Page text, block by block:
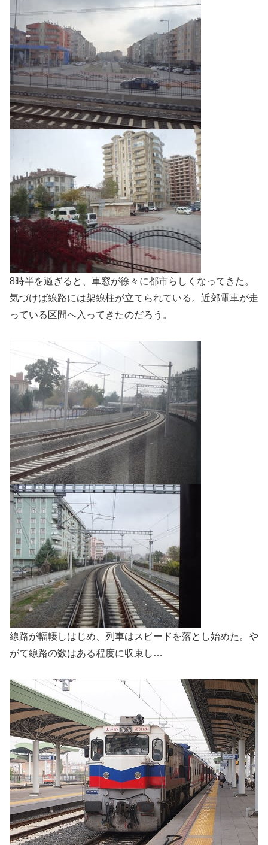
8時半を過ぎると、車窓が徐々に都市らしくなってきた。
気づけば線路には架線柱が立てられている。近郊電車が走
っている区間へ入ってきたのだろう。
線路が輻輳しはじめ、列車はスピードを落とし始めた。や
がて線路の数はある程度に収束し…